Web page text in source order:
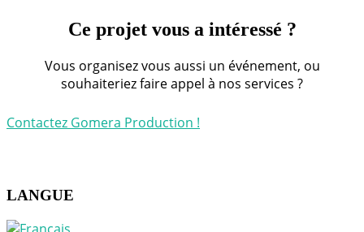
Ce projet vous a intéressé ?
Vous organisez vous aussi un événement, ou
souhaiteriez faire appel à nos services ?
Contactez Gomera Production !
LANGUE